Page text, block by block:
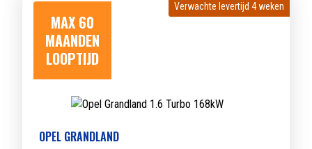
MAX 60
MAANDEN
LOOPTIJD
Verwachte levertijd 4 weken
Verwachte levertijd 4 weken
OPEL GRANDLAND